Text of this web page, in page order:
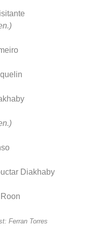
Diakhaby
Ferran Torres